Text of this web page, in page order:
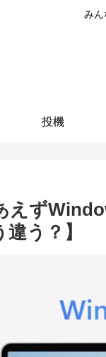
みん
投機
えず
う？】